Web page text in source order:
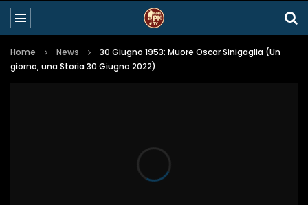
Home News
30 Giugno 1953: Muore Oscar Sinigaglia (Un
giorno, una Storia 30 Giugno 2022)